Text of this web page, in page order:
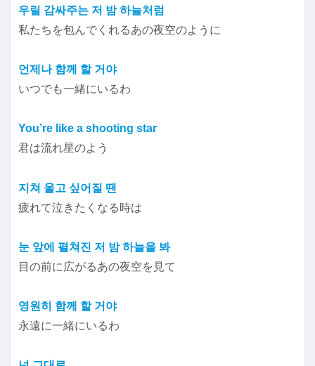
우릴 감싸주는 저 밤 하늘처럼
私たちを包んでくれるあの夜空のように
언제나 함께 할 거야
いつでも一緒にいるわ
You’re like a shooting star
君は流れ星のよう
지쳐 울고 싶어질 땐
疲れて泣きたくなる時は
눈 앞에 펼쳐진 저 밤 하늘을 봐
目の前に広がるあの夜空を見て
영원히 함께 할 거야
永遠に一緒にいるわ